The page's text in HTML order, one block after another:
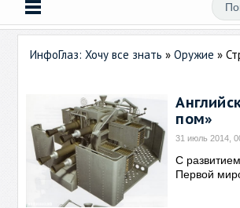
ИнфоГлаз: Хочу все знать »Оружие »
пом»
31 июль 2014,
С
Первой